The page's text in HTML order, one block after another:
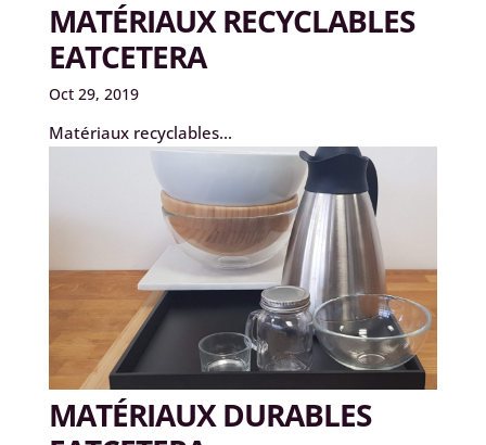
MATÉRIAUX RECYCLABLES
EATCETERA
Oct 29, 2019
Matériaux recyclables...
MATÉRIAUX DURABLES